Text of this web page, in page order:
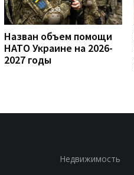
Назван объем помощи
НАТО Украине на 2026-
2027 годы
Недвижимость